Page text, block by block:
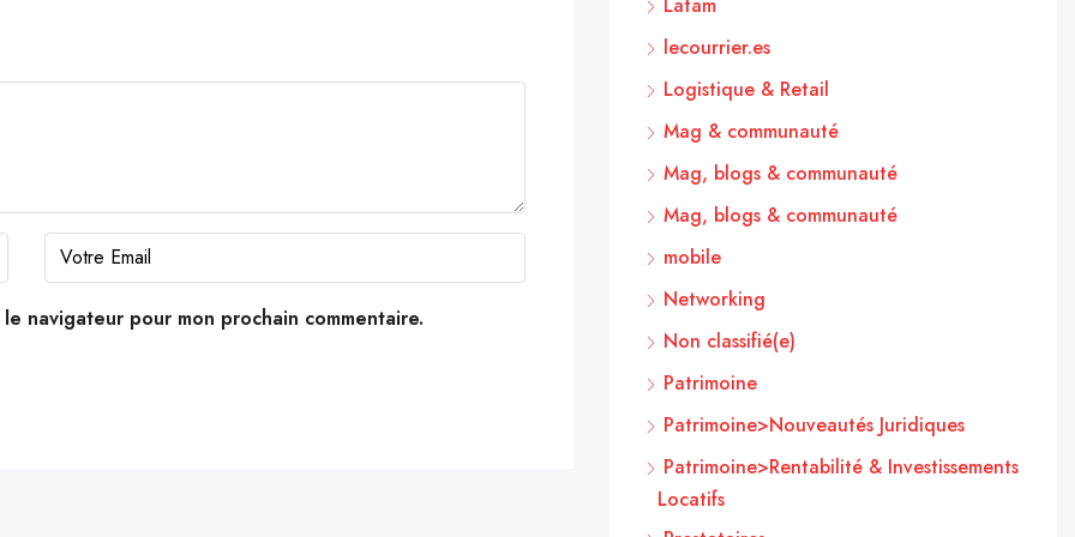
navigateur pour mon prochain commentaire.
lecourrier.es
Logistique & Retail
Mag & communauté
Mag, blogs & communauté
Mag, blogs & communauté
mobile
Networking
Non classifié(e)
Patrimoine
Patrimoine>Nouveautés Juridiques
Patrimoine>Rentabilité & Investissements
Locatifs